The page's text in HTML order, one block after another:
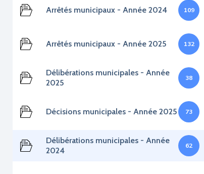
Arrêtés municipaux - Année 2024 109
Arrêtés municipaux - Année 2025 132
Délibérations municipales - Année
2025
38
Décisions municipales - Année 2025 73
Délibérations municipales - Année
2024
62